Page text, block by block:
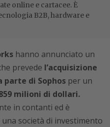
online e cartacee. È
B2B, hardware e
hanno annunciato un
prevede l’acquisizione
parte di Sophos per un
milioni di dollari.
in contanti ed è
società di investimento